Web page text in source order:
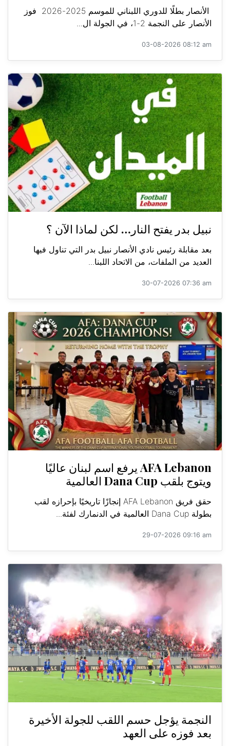
الأنصار بطلًا للدوري اللبناني للموسم 2025-2026 فوز
الأنصار على النجمة 2-1، في الجولة ال...
03-08-2026 08:12 am
نبيل بدر يفتح النار… لكن لماذا الآن ؟
بعد مقابلة رئيس نادي الأنصار نبيل بدر التي تناول فيها
العديد من الملفات، من الاتحاد اللبنا...
30-07-2026 07:36 am
AFA Lebanon يرفع اسم لبنان عاليًا
ويتوج بلقب Dana Cup العالمية
حقق فريق AFA Lebanon إنجازًا تاريخيًا بإحرازه لقب
بطولة Dana Cup العالمية في الدنمارك لفئة...
29-07-2026 09:16 am
النجمة يؤجل حسم اللقب للجولة الأخيرة
بعد فوزه على العهد